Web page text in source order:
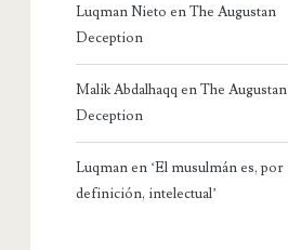
Luqman Nieto enThe Augustan
Deception
Malik Abdalhaqq enThe Augustan
Deception
Luqman en ‘El musulmán es, por
definición, intelectual’